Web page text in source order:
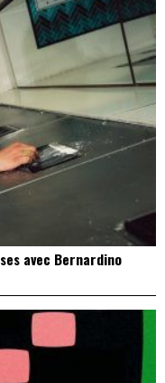
avec Bernardino